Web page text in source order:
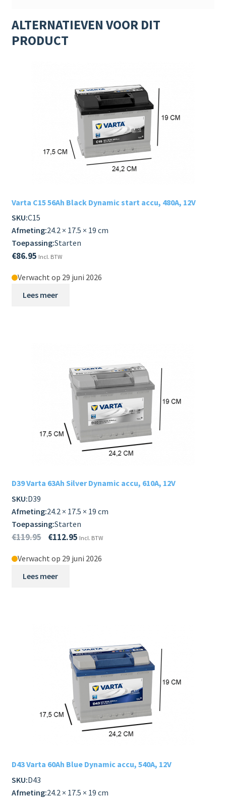
ALTERNATIEVEN VOOR DIT
PRODUCT
Varta C15 56Ah Black Dynamic start accu, 480A, 12V
SKU:C15
Afmeting:24.2 × 17.5 × 19 cm
Toepassing:Starten
€86.95 Incl. BTW
Verwacht op 29 juni 2026
Lees meer
D39 Varta 63Ah Silver Dynamic accu, 610A, 12V
SKU:D39
Afmeting:24.2 × 17.5 × 19 cm
Toepassing:Starten
€119.95 €112.95 Incl. BTW
Verwacht op 29 juni 2026
Lees meer
D43 Varta 60Ah Blue Dynamic accu, 540A, 12V
SKU:D43
Afmeting:24.2 × 17.5 × 19 cm